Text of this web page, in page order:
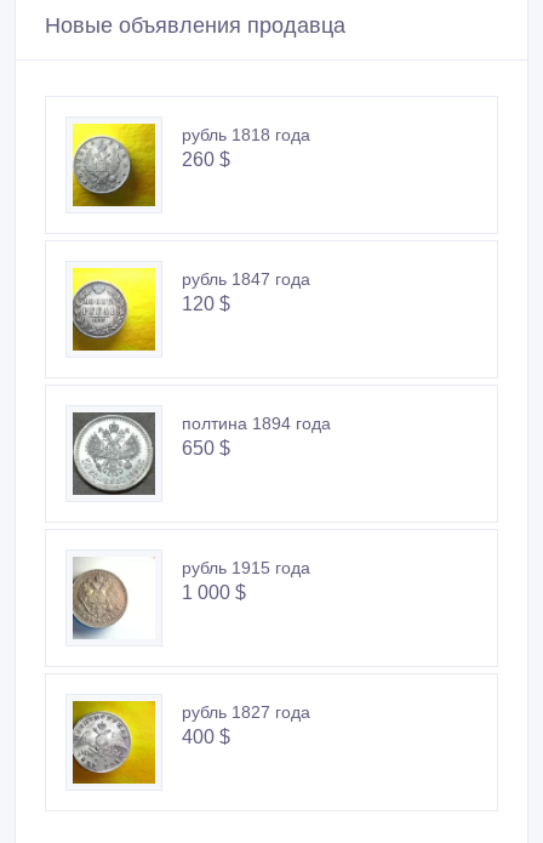
Новые объявления продавца
рубль 1818 года
260 $
рубль 1847 года
120 $
полтина 1894 года
650 $
рубль 1915 года
1 000 $
рубль 1827 года
400 $